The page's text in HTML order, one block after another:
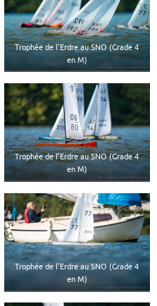
Trophée de l’Erdre au SNO (Grade 4
en M)
Trophée de l’Erdre au SNO (Grade 4
en M)
Trophée de l’Erdre au SNO (Grade 4
en M)